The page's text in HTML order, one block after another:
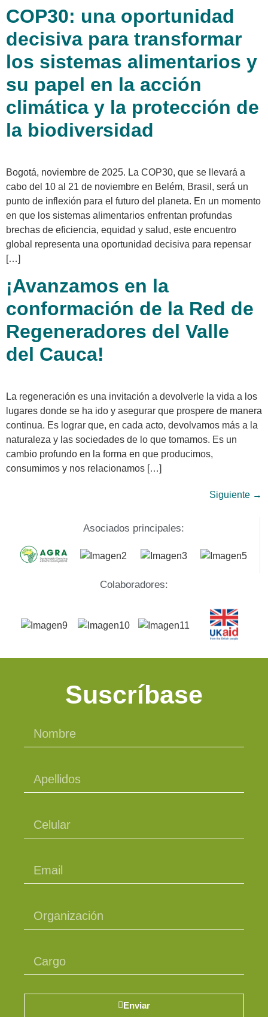
COP30: una oportunidad
decisiva para transformar
los sistemas alimentarios y
su papel en la acción
climática y la protección de
la biodiversidad
Bogotá, noviembre de 2025. La COP30, que se llevará a
cabo del 10 al 21 de noviembre en Belém, Brasil, será un
punto de inflexión para el futuro del planeta. En un momento
en que los sistemas alimentarios enfrentan profundas
brechas de eficiencia, equidad y salud, este encuentro
global representa una oportunidad decisiva para repensar
[…]
¡Avanzamos en la
conformación de la Red de
Regeneradores del Valle
del Cauca!
La regeneración es una invitación a devolverle la vida a los
lugares donde se ha ido y asegurar que prospere de manera
continua. Es lograr que, en cada acto, devolvamos más a la
naturaleza y las sociedades de lo que tomamos. Es un
cambio profundo en la forma en que producimos,
consumimos y nos relacionamos […]
Siguiente →
Asociados principales:
Colaboradores:
Suscríbase
Enviar